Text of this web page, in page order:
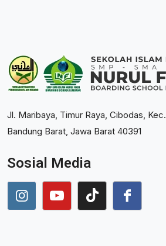
Jl. Maribaya, Timur Raya, Cibodas,
Bandung Barat, Jawa Barat 40391
Sosial Media